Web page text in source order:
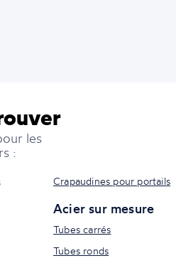
les
:
Crapaudines pour portails
Acier sur mesure
Tubes carrés
Tubes ronds